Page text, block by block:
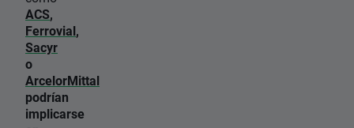
ACS,
Ferrovial,
Sacyr
o
ArcelorMittal
podrían
implicarse